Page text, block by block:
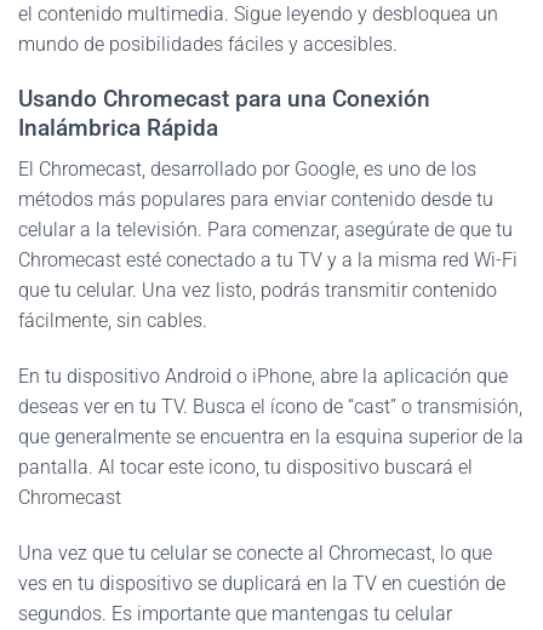
el contenido multimedia. Sigue leyendo y desbloquea un
mundo de posibilidades fáciles y accesibles.
Usando Chromecast para una Conexión
Inalámbrica Rápida
El Chromecast, desarrollado por Google, es uno de los
métodos más populares para enviar contenido desde tu
celular a la televisión. Para comenzar, asegúrate de que tu
Chromecast esté conectado a tu TV y a la misma red Wi-Fi
que tu celular. Una vez listo, podrás transmitir contenido
fácilmente, sin cables.
En tu dispositivo Android o iPhone, abre la aplicación que
deseas ver en tu TV. Busca el ícono de “cast” o transmisión,
que generalmente se encuentra en la esquina superior de la
pantalla. Al tocar este icono, tu dispositivo buscará el
Chromecast
Una vez que tu celular se conecte al Chromecast, lo que
ves en tu dispositivo se duplicará en la TV en cuestión de
segundos. Es importante que mantengas tu celular